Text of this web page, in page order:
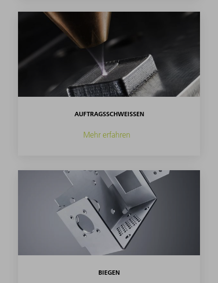
AUFTRAGSSCHWEISSEN
Mehr erfahren
BIEGEN